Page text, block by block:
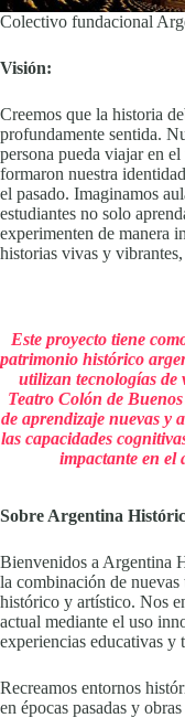
Colectivo fundacional
Visión:
Creemos que la historia
profundamente sentida.
persona pueda viajar en
formaron nuestra
el pasado. Imaginamos
estudiantes no solo
experimenten de manera
historias vivas y
Este proyecto tiene
patrimonio histórico
utilizan tecnologías de
Teatro Colón de
de aprendizaje nuevas y
las capacidades
impactante en el
Sobre Argentina
Bienvenidos a Argentina
la combinación de
histórico y artístico. Nos
actual mediante el uso
experiencias educativas y
Recreamos entornos
en épocas pasadas y